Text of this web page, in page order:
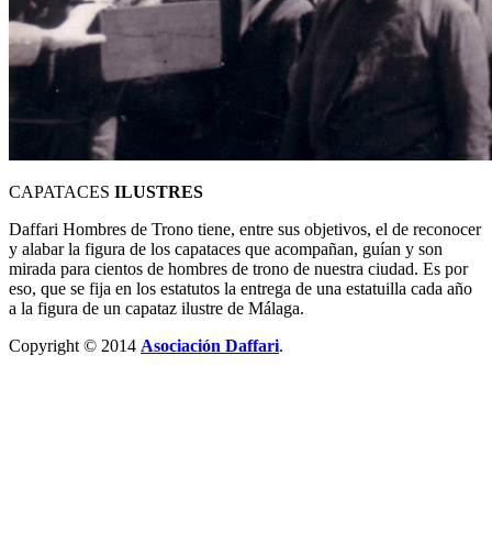
CAPATACES ILUSTRES
Daffari Hombres de Trono tiene, entre sus objetivos, el de reconocer
y alabar la figura de los capataces que acompañan, guían y son
mirada para cientos de hombres de trono de nuestra ciudad. Es por
eso, que se fija en los estatutos la entrega de una estatuilla cada año
a la figura de un capataz ilustre de Málaga.
Copyright © 2014 Asociación Daffari.